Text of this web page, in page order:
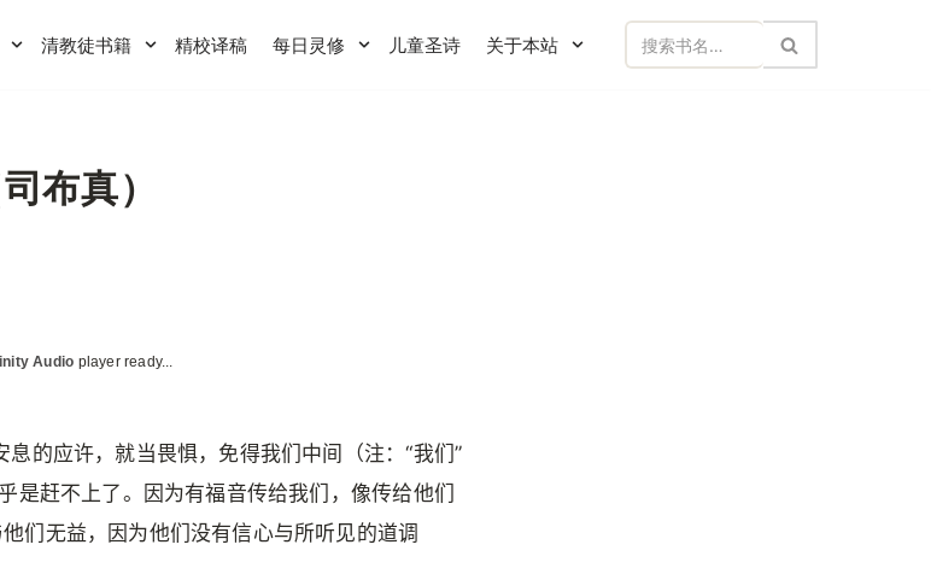
清教徒书籍 精校译稿 每日灵修 儿童圣诗 关于本站
布真）
Audio player ready...
息的应许，就当畏惧，免得我们中间（注：“我们”
是赶不上了。因为有福音传给我们，像传给他们
们无益，因为他们没有信心与所听见的道调